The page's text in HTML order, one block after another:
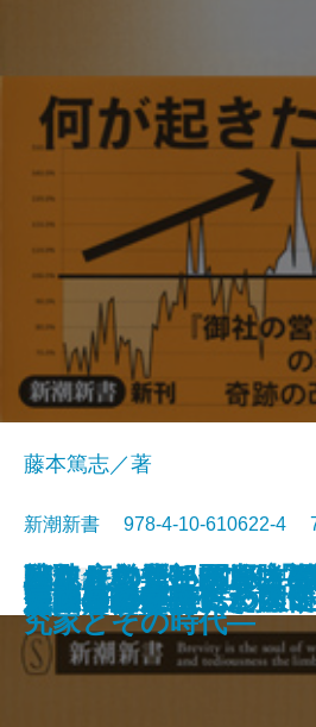
戦犯を救え―BC級「
録―
がんとの賢い闘い方
論」徹底批判―
大放言
騙されてたまるか―
側―
「昔はよかった」病
患者さんに伝えたい
段取りの“段”はどこ
まいの語源楽―
いいエリート、わる
常識外の一手
どん底営業部が常勝
で
藤本篤志／著
新潮新書 978-4-10-610622-4
新書電子書籍あり
好運の条件―生き抜
英語の害毒
キラキラネームの大
習近平の中国
呆けたカントに「理
小林カツ代と栗原は
究家とその時代―
超訳 日本国憲法
人間の愚かさについて
俺の日本史
テレビの秘密